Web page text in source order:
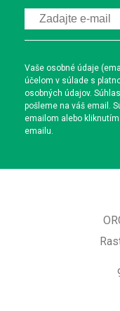
Vaše osobné údaje
účelom v súlade s
osobných údajov.
pošleme na váš email.
emailom alebo
emailu.